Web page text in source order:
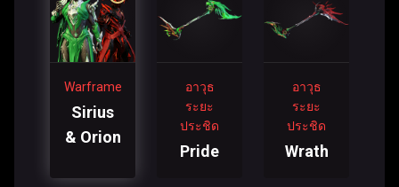
Warframe
Sirius
& Orion
อาวุธ
ระยะ
ประชิด
Pride
อาวุธ
ระยะ
ประชิด
Wrath